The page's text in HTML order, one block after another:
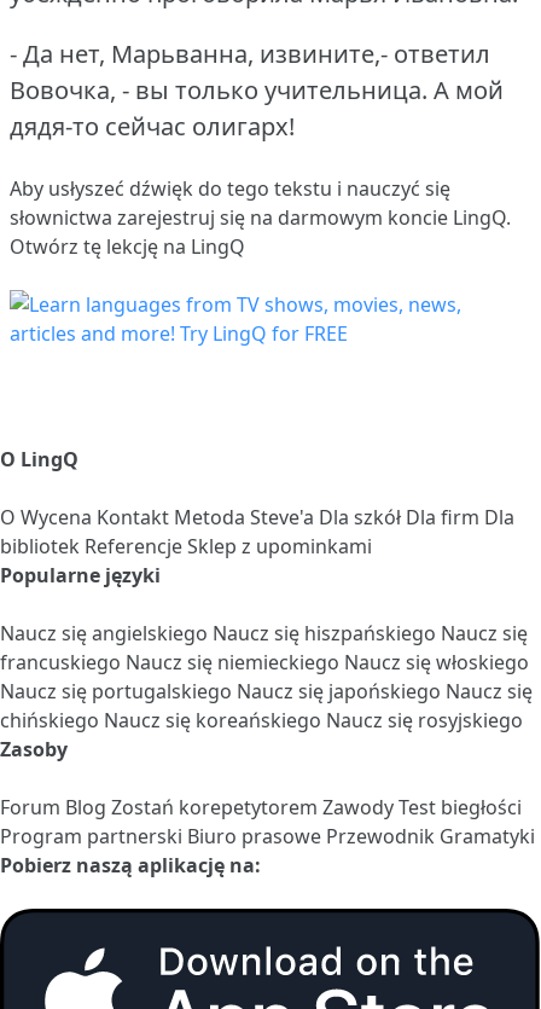
- Да нет, Марьванна, извините,- ответил
Вовочка, - вы только учительница. А мой
дядя-то сейчас олигарх!
Aby usłyszeć dźwięk do tego tekstu i nauczyć się
słownictwa zarejestruj się na darmowym koncie LingQ.
Otwórz tę lekcję na LingQ
O LingQ
O Wycena Kontakt Metoda Steve'a Dla szkół Dla firm Dla
bibliotek ReferencjeSklep z upominkami
Popularne języki
Naucz się angielskiego Naucz się hiszpańskiego Naucz się
francuskiego Naucz się niemieckiego Naucz się włoskiego
Naucz się portugalskiego Naucz się japońskiego Naucz się
chińskiego Naucz się koreańskiego Naucz się rosyjskiego
Zasoby
Forum Blog Zostań korepetytorem ZawodyTest biegłości
Program partnerski Biuro prasowe Przewodnik Gramatyki
Pobierz naszą aplikację na: